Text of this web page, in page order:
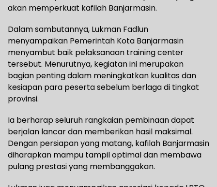
akan memperkuat kafilah Banjarmasin.
Dalam sambutannya, Lukman Fadlun
menyampaikan Pemerintah Kota Banjarmasin
menyambut baik pelaksanaan training center
tersebut. Menurutnya, kegiatan ini merupakan
bagian penting dalam meningkatkan kualitas dan
kesiapan para peserta sebelum berlaga di tingkat
provinsi.
Ia berharap seluruh rangkaian pembinaan dapat
berjalan lancar dan memberikan hasil maksimal.
Dengan persiapan yang matang, kafilah Banjarmasin
diharapkan mampu tampil optimal dan membawa
pulang prestasi yang membanggakan.